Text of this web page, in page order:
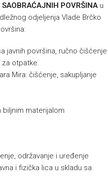
POVRŠINAu
odjeljenja Vlade Brčko
javnih površina, ručno čišćenje
za otpatke.
Mira: čišćenje, sakupljanje
biljnim materijalom
održavanje i uređenje
i fizička lica u skladu sa